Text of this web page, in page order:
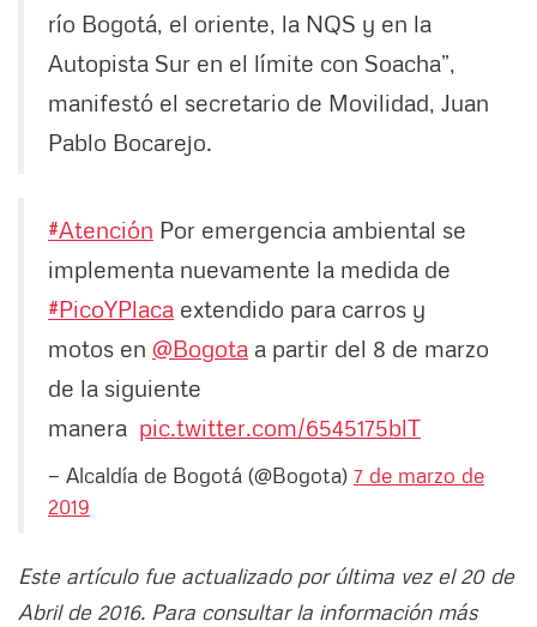
río Bogotá, el oriente, la NQS y en la
Autopista Sur en el límite con Soacha”,
manifestó el secretario de Movilidad, Juan
Pablo Bocarejo.
#Atención Por emergencia ambiental se
implementa nuevamente la medida de
#PicoYPlaca extendido para carros y
motos en @Bogota a partir del 8 de marzo
de la siguiente
manera pic.twitter.com/6545175blT
— Alcaldía de Bogotá (@Bogota) 7 de marzo de
2019
Este artículo fue actualizado por última vez el 20 de
Abril de 2016. Para consultar la información más